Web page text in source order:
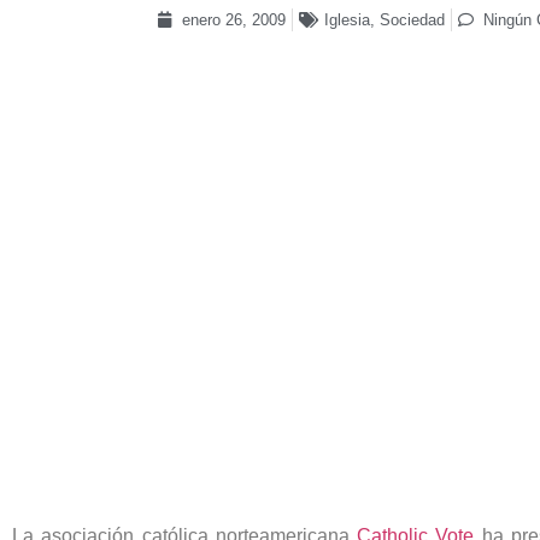
enero 26, 2009 Iglesia, Sociedad Ningún
La asociación católica norteamericanaCatholic Vote ha